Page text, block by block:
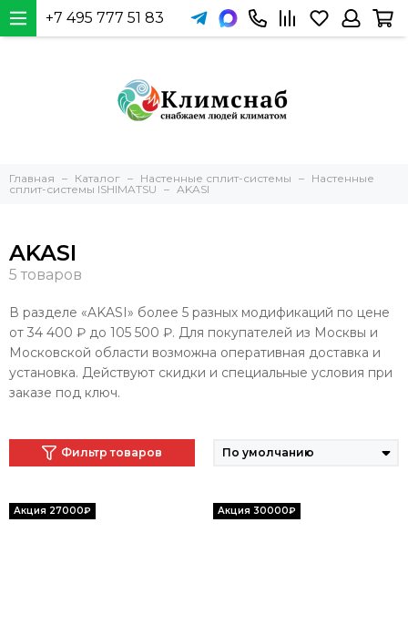
+7 495 777 51 83
Главная Каталог Настенные сплит-системы
Настенные
сплит-системы ISHIMATSU
AKASI
AKASI
В разделе «AKASI» более 5 разных модификаций по цене
от 34 400 ₽ до 105 500 ₽. Для покупателей из Москвы и
Московской области возможна оперативная доставка и
установка. Действуют скидки и специальные условия при
заказе под ключ.
Фильтр товаров